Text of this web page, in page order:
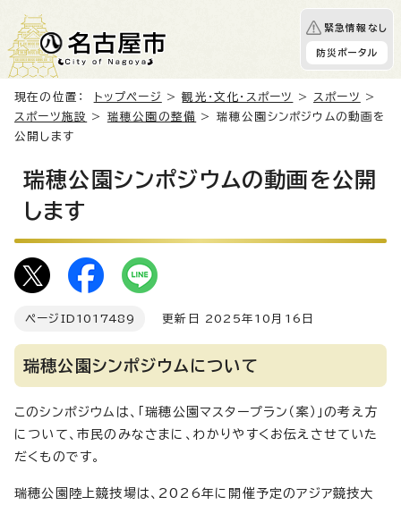
緊急情報なし
防災ポータル
現在の位置： トップページ >観光・文化・スポーツ > スポーツ
>
スポーツ施設
> 瑞穂公園の整備 > 瑞穂公園シンポジウムの動画を
公開します
瑞穂公園シンポジウムの動画を公開
します
ページID 1017489 更新日 2025年10月16日
瑞穂公園シンポジウムについて
このシンポジウムは、「瑞穂公園マスタープラン（案）」の考え方
について、市民のみなさまに、わかりやすくお伝えさせていた
だくものです。
瑞穂公園陸上競技場は、2026年に開催予定のアジア競技大